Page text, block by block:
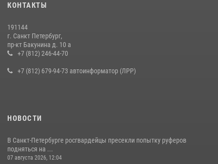
на III Международном петербургском цифровом форуме
В Ленобласти сотрудники Росгвардии провели встречу с
воспитанниками детского клуба «Умные каникулы»
КОНТАКТЫ
191144
г. Санкт Петербург,
пр-кт Бакунина д. 10 а
+7 (812) 246-44-70
+7 (812) 679-94-73 автоинформатор (ЛРР)
НОВОСТИ
В Санкт-Петербурге росгвардейцы пресекли попытку руферов
подняться на ...
07 августа 2026, 12:04